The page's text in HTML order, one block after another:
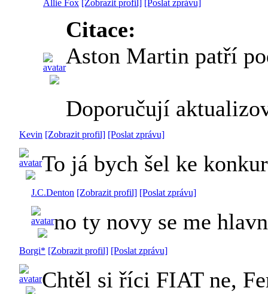
Allie Fox [Zobrazit profil] [Poslat zprávu]
Citace:
Aston Martin patří
Doporučují
Kevin [Zobrazit profil] [Poslat zprávu]
To já bych šel ke
J.C.Denton [Zobrazit profil] [Poslat zprávu]
no ty novy se me
Borgi* [Zobrazit profil] [Poslat zprávu]
Chtěl si říci FIAT ne,